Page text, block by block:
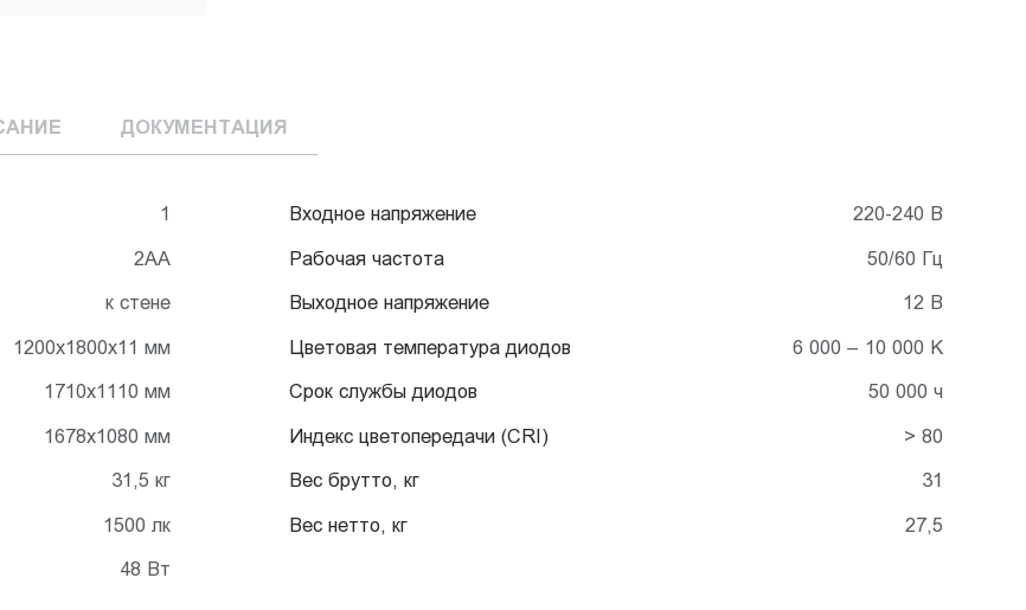
ДОКУМЕНТАЦИЯ
1
2АА
к стене
1200х1800х11 мм
1710x1110 мм
1678x1080 мм
31,5 кг
1500 лк
48 Вт
Входное напряжение 220-240 В
Рабочая частота 50/60 Гц
Выходное напряжение 12 В
Цветовая температура диодов 6 000 – 10 000 K
Срок службы диодов 50 000 ч
Индекс цветопередачи (CRI) > 80
Вес брутто, кг 31
Вес нетто, кг 27,5